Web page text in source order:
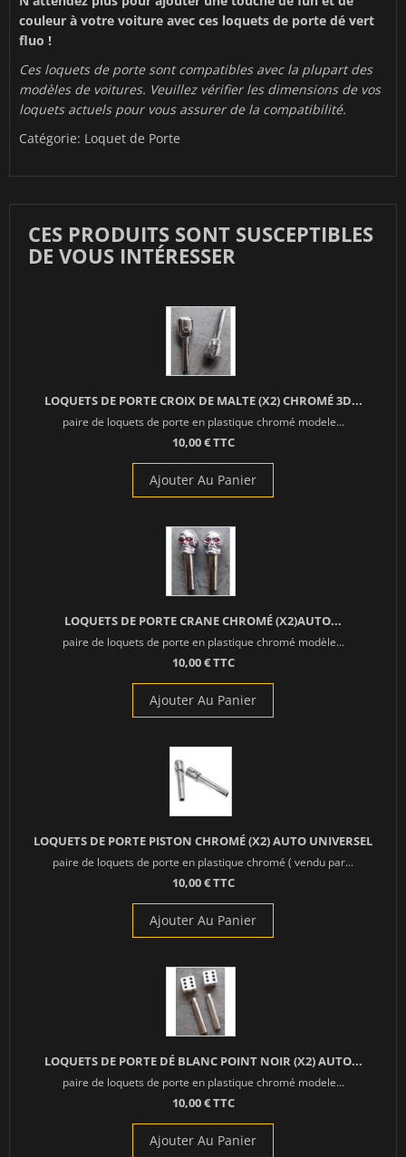
couleur à votre voiture avec ces loquets de porte dé vert
fluo !
Ces loquets de porte sont compatibles avec la plupart des
modèles de voitures. Veuillez vérifier les dimensions de vos
loquets actuels pour vous assurer de la compatibilité.
Catégorie: Loquet de Porte
CES PRODUITS SONT SUSCEPTIBLES
DE VOUS INTÉRESSER
LOQUETS DE PORTE CROIX DE MALTE (X2) CHROMÉ 3D...
paire de loquets de porte en plastique chromé modele...
10,00 € TTC
Ajouter Au Panier
LOQUETS DE PORTE CRANE CHROMÉ (X2)AUTO...
paire de loquets de porte en plastique chromé modèle...
10,00 € TTC
Ajouter Au Panier
LOQUETS DE PORTE PISTON CHROMÉ (X2) AUTO UNIVERSEL
paire de loquets de porte en plastique chromé ( vendu par...
10,00 € TTC
Ajouter Au Panier
LOQUETS DE PORTE DÉ BLANC POINT NOIR (X2) AUTO...
paire de loquets de porte en plastique chromé modele...
10,00 € TTC
Ajouter Au Panier